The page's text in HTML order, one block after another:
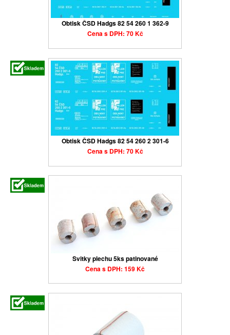
Obtisk ČSD Hadgs 82 54 260 1 362-9
Cena s DPH: 70 Kč
Obtisk ČSD Hadgs 82 54 260 2 301-6
Cena s DPH: 70 Kč
Svitky plechu 5ks patinované
Cena s DPH: 159 Kč